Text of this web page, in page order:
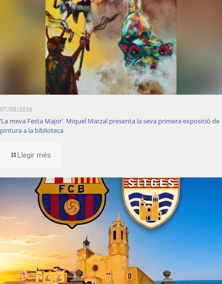
07/08/2026
‘La meva Festa Major’. Miquel Marzal presenta la seva primera exposició de
pintura a la biblioteca
Llegir més